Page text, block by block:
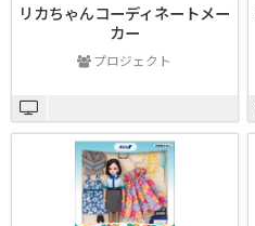
リカちゃんコーディネートメー
カー
プロジェクト